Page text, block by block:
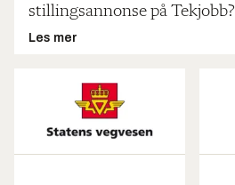
stillingsannonse på Tekjobb?
Les mer